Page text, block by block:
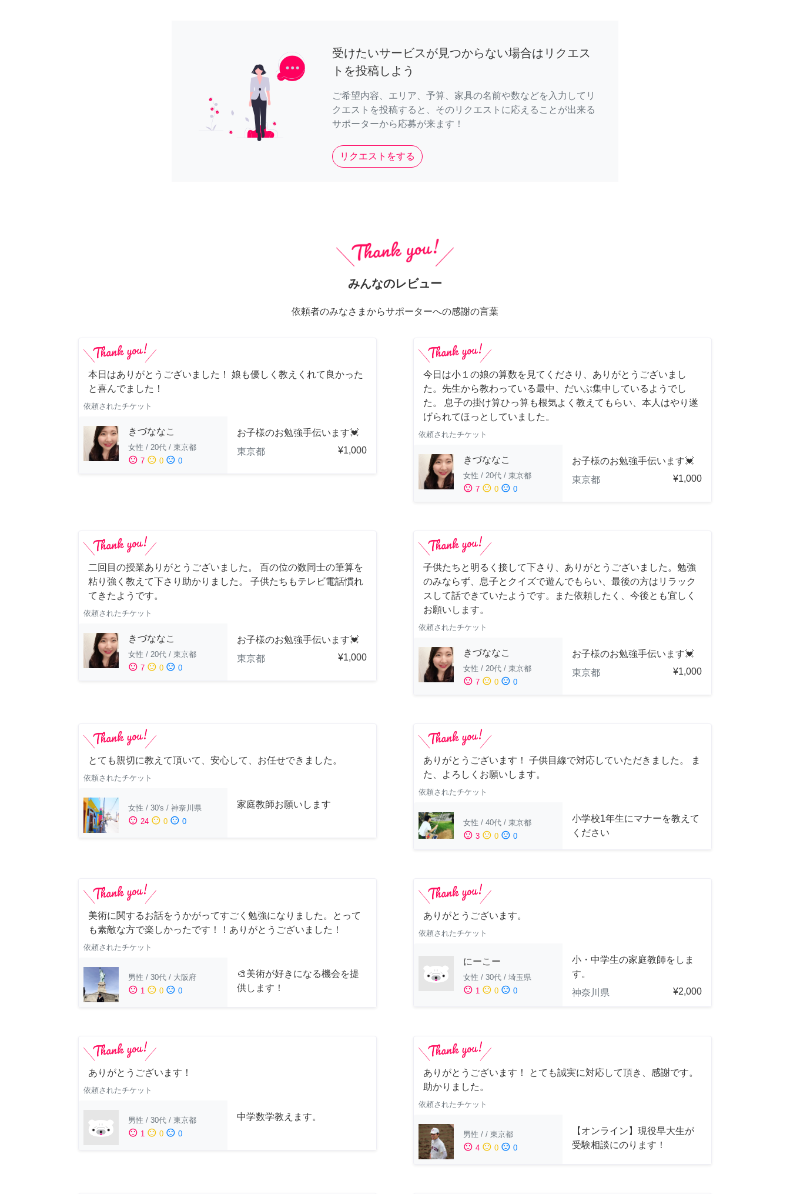
受けたいサービスが見つからない場合はリクエス
トを投稿しよう
ご希望内容、エリア、予算、家具の名前や数などを入力してリ
クエストを投稿すると、そのリクエストに応えることが出来る
サポーターから応募が来ます！
リクエストをする
みんなのレビュー
依頼者のみなさまからサポーターへの感謝の言葉
本日はありがとうございました！ 娘も優しく教えくれて良かった
と喜んでました！
依頼されたチケット
きづななこ
女性 / 20代 / 東京都
sentiment_satisfied 7 sentiment_neutral 0 sentiment_dissatisfied 0
お子様のお勉強手伝います💓
東京都
¥1,000
今日は小１の娘の算数を見てくださり、ありがとうございまし
た。先生から教わっている最中、だいぶ集中しているようでし
た。 息子の掛け算ひっ算も根気よく教えてもらい、本人はやり遂
げられてほっとしていました。
依頼されたチケット
きづななこ
女性 / 20代 / 東京都
sentiment_satisfied 7 sentiment_neutral 0 sentiment_dissatisfied 0
お子様のお勉強手伝います💓
東京都
¥1,000
二回目の授業ありがとうございました。 百の位の数同士の筆算を
粘り強く教えて下さり助かりました。 子供たちもテレビ電話慣れ
てきたようです。
依頼されたチケット
きづななこ
女性 / 20代 / 東京都
sentiment_satisfied 7 sentiment_neutral 0 sentiment_dissatisfied 0
お子様のお勉強手伝います💓
東京都
¥1,000
子供たちと明るく接して下さり、ありがとうございました。勉強
のみならず、息子とクイズで遊んでもらい、最後の方はリラック
スして話できていたようです。また依頼したく、今後とも宜しく
お願いします。
依頼されたチケット
きづななこ
女性 / 20代 / 東京都
sentiment_satisfied 7 sentiment_neutral 0 sentiment_dissatisfied 0
お子様のお勉強手伝います💓
東京都
¥1,000
とても親切に教えて頂いて、安心して、お任せできました。
依頼されたチケット
女性 / 30's / 神奈川県
sentiment_satisfied 24 sentiment_neutral 0 sentiment_dissatisfied 0
家庭教師お願いします
ありがとうございます！ 子供目線で対応していただきました。 ま
た、よろしくお願いします。
依頼されたチケット
女性 / 40代 / 東京都
sentiment_satisfied 3 sentiment_neutral 0 sentiment_dissatisfied 0
小学校1年生にマナーを教えて
ください
美術に関するお話をうかがってすごく勉強になりました。とって
も素敵な方で楽しかったです！！ありがとうございました！
依頼されたチケット
男性 / 30代 / 大阪府
sentiment_satisfied 1 sentiment_neutral 0 sentiment_dissatisfied 0
🎨美術が好きになる機会を提
供します！
ありがとうございます。
依頼されたチケット
にーこー
女性 / 30代 / 埼玉県
sentiment_satisfied 1 sentiment_neutral 0 sentiment_dissatisfied 0
小・中学生の家庭教師をしま
す。
神奈川県
¥2,000
ありがとうございます！
依頼されたチケット
男性 / 30代 / 東京都
sentiment_satisfied 1 sentiment_neutral 0 sentiment_dissatisfied 0
中学数学教えます。
ありがとうございます！ とても誠実に対応して頂き、感謝です。
助かりました。
依頼されたチケット
男性 / / 東京都
sentiment_satisfied 4 sentiment_neutral 0 sentiment_dissatisfied 0
【オンライン】現役早大生が
受験相談にのります！